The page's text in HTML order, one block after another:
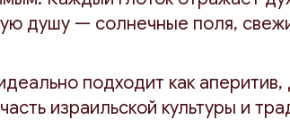
душу — солнечные поля,
подходит как аперитив,
израильской культуры и